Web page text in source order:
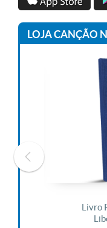
LOJA CANÇÃO
Livro